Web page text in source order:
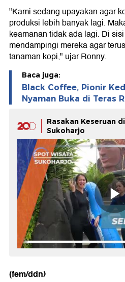
"Kami sedang upayakan agar
produksi lebih banyak lagi.
keamanan tidak ada lagi. Di
mendampingi mereka agar
tanaman kopi," ujar Ronny.
Baca juga:
Black Coffee, Pionir
Nyaman Buka di Teras
Rasakan Keseruan
Sukoharjo
(fem/ddn)